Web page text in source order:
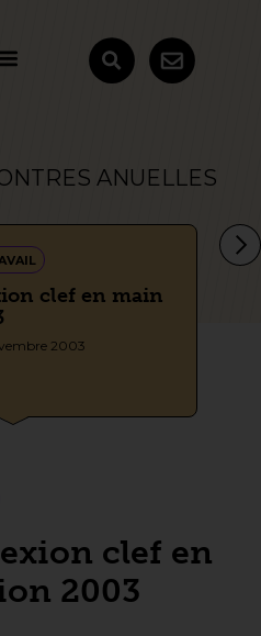
ANUELLES
clef en main
2003
clef en
2003